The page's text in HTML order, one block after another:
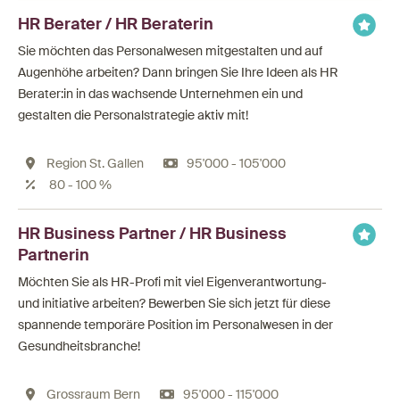
HR Berater / HR Beraterin
Sie möchten das Personalwesen mitgestalten und auf
Augenhöhe arbeiten? Dann bringen Sie Ihre Ideen als HR
Berater:in in das wachsende Unternehmen ein und
gestalten die Personalstrategie aktiv mit!
Region St. Gallen
95'000 - 105'000
80 - 100 %
HR Business Partner / HR Business
Partnerin
Möchten Sie als HR-Profi mit viel Eigenverantwortung-
und initiative arbeiten? Bewerben Sie sich jetzt für diese
spannende temporäre Position im Personalwesen in der
Gesundheitsbranche!
Grossraum Bern
95'000 - 115'000